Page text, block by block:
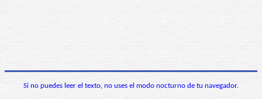
Si no puedes leer el texto, no uses el modo nocturno de tu navegador.